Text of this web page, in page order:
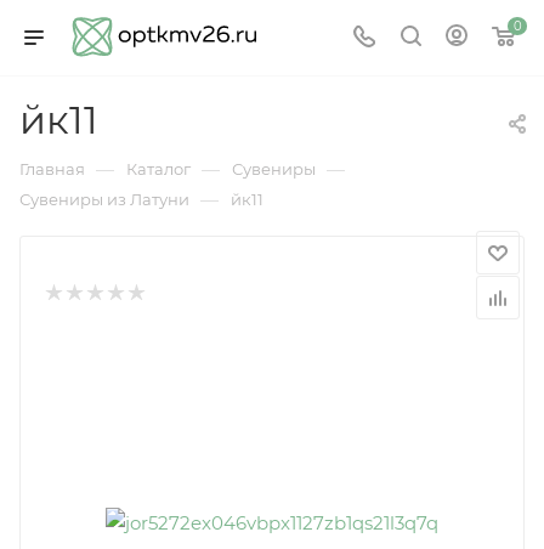
0
йк11
Главная — Каталог — Сувениры —
Сувениры из Латуни — йк11